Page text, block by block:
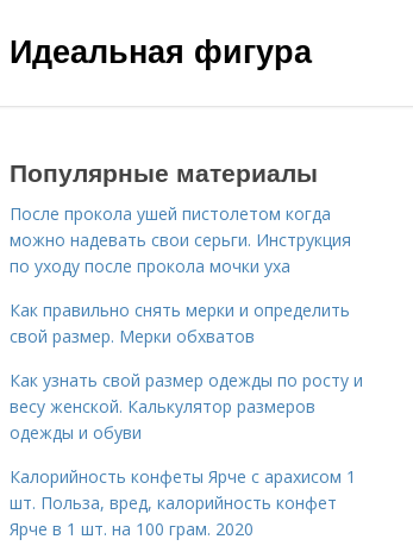
Идеальная фигура
Популярные материалы
После прокола ушей пистолетом когда
можно надевать свои серьги. Инструкция
по уходу после прокола мочки уха
Как правильно снять мерки и определить
свой размер. Мерки обхватов
Как узнать свой размер одежды по росту и
весу женской. Калькулятор размеров
одежды и обуви
Калорийность конфеты Ярче с арахисом 1
шт. Польза, вред, калорийность конфет
Ярче в 1 шт. на 100 грам. 2020